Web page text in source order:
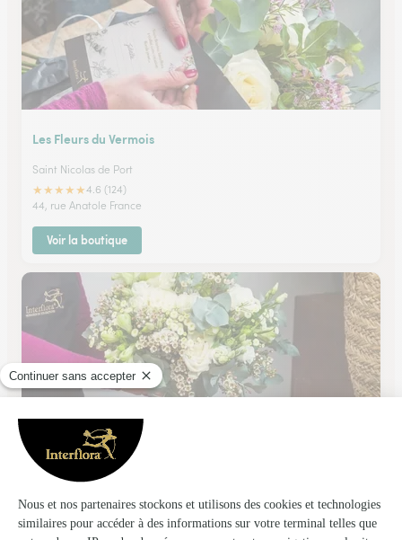
Les Fleurs du Vermois
Saint Nicolas de Port
★★★★★4.6 (124)
44, rue Anatole France
Voir la boutique
Euro Distriflor (Civallero Fleurs)
Thaon les Vosges
★★★★4.2 (81)
Voir la boutique